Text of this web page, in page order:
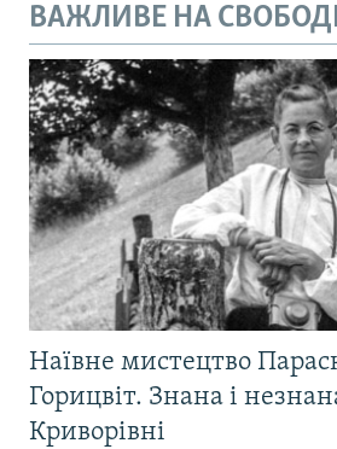
ВАЖЛИВЕ НА
Наївне мистецтво
Горицвіт. Знана і
Криворівні